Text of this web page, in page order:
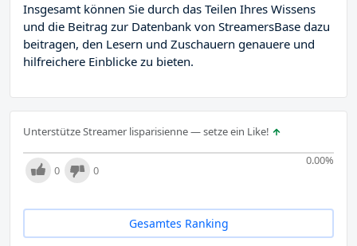
Insgesamt können Sie durch das Teilen Ihres Wissens
und die Beitrag zur Datenbank von StreamersBase dazu
beitragen, den Lesern und Zuschauern genauere und
hilfreichere Einblicke zu bieten.
Unterstütze Streamer lisparisienne — setze ein Like!
0.00%
0 0
Gesamtes Ranking